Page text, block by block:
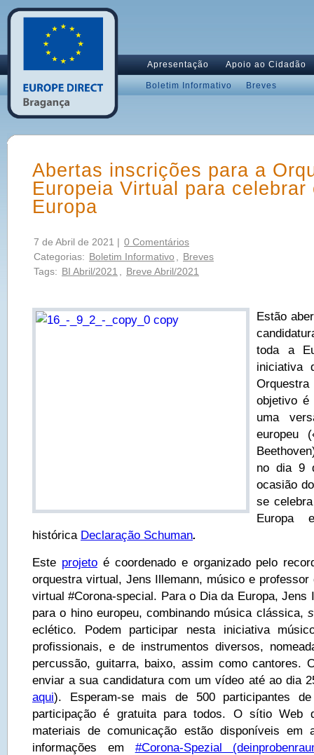
Apresentação Apoio ao Cidadão
Boletim Informativo Breves
Abertas inscrições para a
Europeia Virtual para celebrar
Europa
7 de Abril de 2021 | 0 Comentários
Categorias: Boletim Informativo
Breves
Tags: BI Abril/2021 Breve Abril/2021
Estão
toda a
iniciativa
objetivo é
uma
europeu
no dia 9
ocasião
se
Europa
histórica Declaração Schuman.
Este projetoé coordenado e organizado pelo
orquestra virtual, Jens Illemann, músico e professor
virtual #Corona-special. Para o Dia da Europa, Jens
para o hino europeu, combinando música clássica,
eclético. Podem participar nesta iniciativa
profissionais, e de instrumentos diversos,
percussão, guitarra, baixo, assim como cantores.
enviar a sua candidatura com um vídeo até ao dia
aqui). Esperam-se mais de 500 participantes
participação é gratuita para todos. O sítio Web
materiais de comunicação estão disponíveis em
informações em #Corona-Spezial